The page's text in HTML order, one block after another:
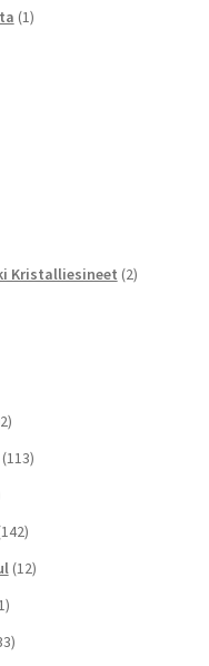
(1)
Kristalliesineet (2)
(113)
(12)